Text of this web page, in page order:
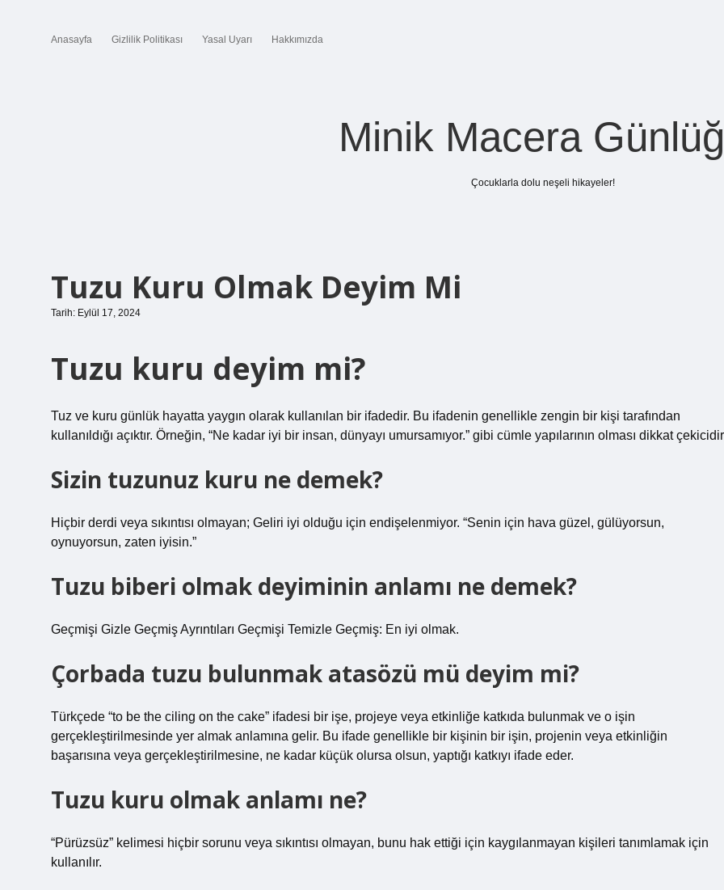
Anasayfa Gizlilik Politikası Yasal Uyarı Hakkımızda
Minik Macera
Çocuklarla dolu neşeli hikayeler!
Tuzu Kuru Olmak Deyim Mi
Tarih: Eylül 17, 2024
Tuzu kuru deyim mi?
Tuz ve kuru günlük hayatta yaygın olarak kullanılan bir ifadedir. Bu ifadenin genellikle zengin bir kişi tarafından
kullanıldığı açıktır. Örneğin, “Ne kadar iyi bir insan, dünyayı umursamıyor.” gibi cümle yapılarının olması dikkat
Sizin tuzunuz kuru ne demek?
Hiçbir derdi veya sıkıntısı olmayan; Geliri iyi olduğu için endişelenmiyor. “Senin için hava güzel, gülüyorsun,
oynuyorsun, zaten iyisin.”
Tuzu biberi olmak deyiminin anlamı ne demek?
Geçmişi Gizle Geçmiş Ayrıntıları Geçmişi Temizle Geçmiş: En iyi olmak.
Çorbada tuzu bulunmak atasözü mü deyim mi?
Türkçede “to be the ciling on the cake” ifadesi bir işe, projeye veya etkinliğe katkıda bulunmak ve o işin
gerçekleştirilmesinde yer almak anlamına gelir. Bu ifade genellikle bir kişinin bir işin, projenin veya etkinliğin
başarısına veya gerçekleştirilmesine, ne kadar küçük olursa olsun, yaptığı katkıyı ifade eder.
Tuzu kuru olmak anlamı ne?
“Pürüzsüz” kelimesi hiçbir sorunu veya sıkıntısı olmayan, bunu hak ettiği için kaygılanmayan kişileri tanımlamak için
kullanılır.